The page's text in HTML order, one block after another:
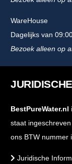
WareHouse
Dagelijks van
Bezoek alleen op
BestPureWater.nl
staat
ons BTW nummer
Juridische